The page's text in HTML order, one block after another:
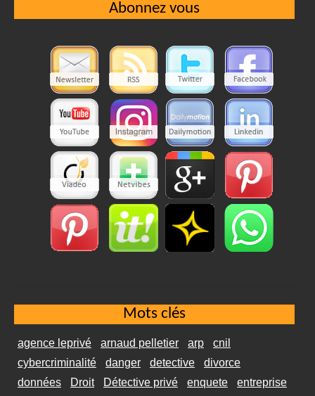
Abonnez vous
Mots clés
agence leprivé arnaud pelletier arp
cnil
cybercriminalité
danger detective
divorce
données
Droit Détective privé enquete entreprise